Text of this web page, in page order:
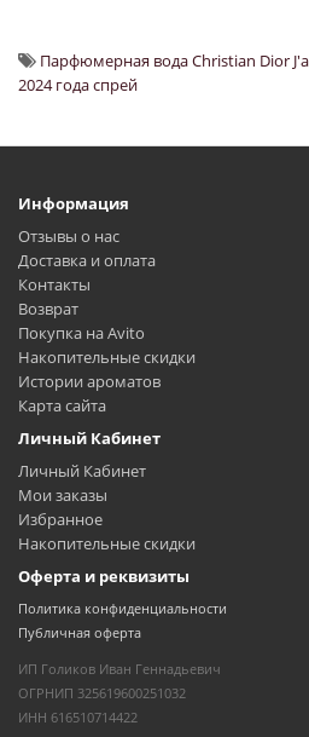
Парфюмерная вода Christian Dior
2024 года спрей
Информация
Отзывы о нас
Доставка и оплата
Контакты
Возврат
Покупка на Avito
Накопительные скидки
Истории ароматов
Карта сайта
Личный Кабинет
Личный Кабинет
Мои заказы
Избранное
Накопительные скидки
Оферта и реквизиты
Политика конфиденциальности
Публичная оферта
ИП Голиков Иван Геннадьевич
ОГРНИП 325619600251032
ИНН 616510714422